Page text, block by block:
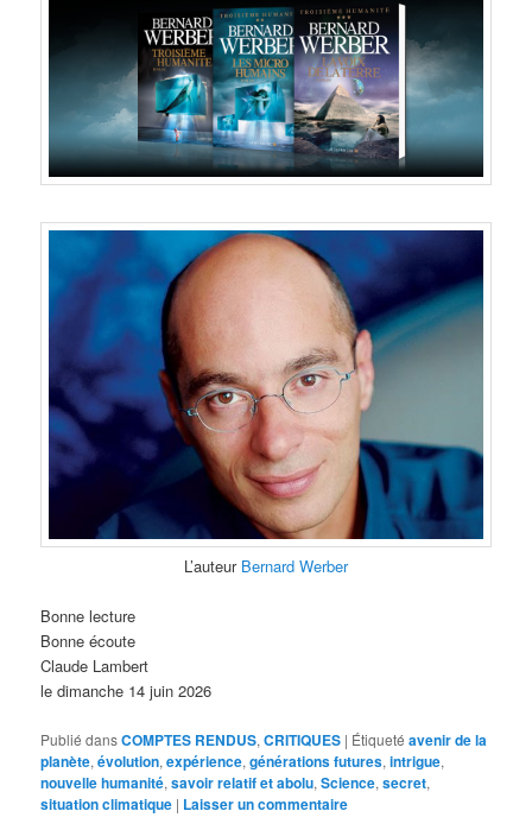
L’auteur Bernard Werber
Bonne lecture
Bonne écoute
Claude Lambert
le dimanche 14 juin 2026
Publié dansCOMPTES RENDUS,CRITIQUES | Étiqueté avenir de la
planète,évolution,expérience,générations futures,intrigue,
nouvelle humanité,savoir relatif et abolu,Science,secret,
situation climatique | Laisser un commentaire